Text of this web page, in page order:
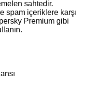
sahtedir.
spam içeriklere karşı
Premium gibi